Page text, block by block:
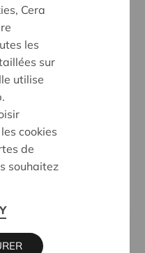
45, 8340
Cera
les
sur
utilise
cookies
de
souhaitez